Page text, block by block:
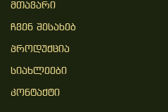
Მთავარი
Ჩვენ Შესახებ
Პროდუქცია
Სიახლეები
Კონტაქტი